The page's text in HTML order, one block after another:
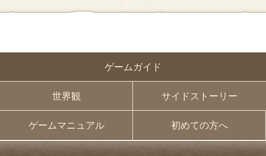
ゲームガイド
世界観 サイドストーリー
ゲームマニュアル 初めての方へ